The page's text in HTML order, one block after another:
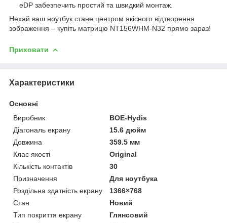
eDP забезпечить простий та швидкий монтаж.
Нехай ваш ноутбук стане центром якісного відтворення
зображення – купіть матрицю NT156WHM-N32 прямо зараз!
Приховати
Характеристики
Основні
Виробник
BOE-Hydis
Діагональ екрану
15.6 дюйм
Довжина
359.5 мм
Клас якості
Original
Кількість контактів
30
Призначення
Для ноутбука
Роздільна здатність екрану
1366×768
Стан
Новий
Тип покриття екрану
Глянсовий